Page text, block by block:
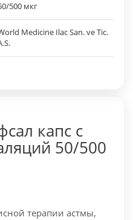
500 мкг
Medicine Ilac San. ve Tic.
капс с
50/500
терапии астмы,